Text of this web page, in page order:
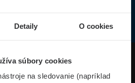
Detaily O cookies
súbory cookies
na sledovanie (napríklad
úvodní stránku